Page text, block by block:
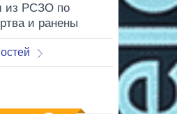
из РСЗО по
и ранены